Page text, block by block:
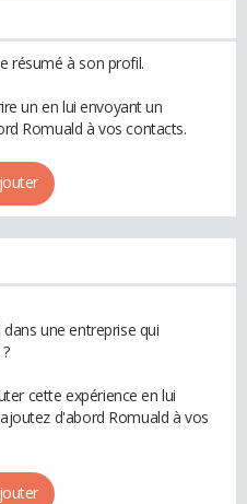
résumé à son profil.
un en lui envoyant un
Romuald à vos contacts.
une entreprise qui
cette expérience en lui
d'abord Romuald à vos